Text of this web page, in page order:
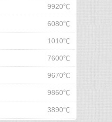
9920℃
6080℃
1010℃
7600℃
9670℃
9860℃
3890℃